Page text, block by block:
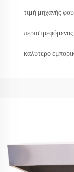
τιμή μηχανής
καλύτερο